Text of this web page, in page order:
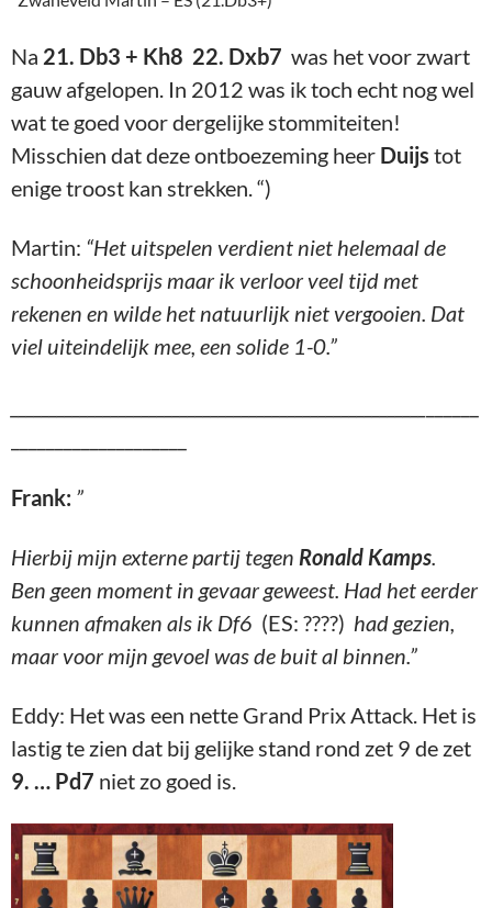
Na 21. Db3 + Kh8 22. Dxb7 was het voor zwart
gauw afgelopen. In 2012 was ik toch echt nog wel
wat te goed voor dergelijke stommiteiten!
Misschien dat deze ontboezeming heer Duijs tot
enige troost kan strekken. “)
Martin: “Het uitspelen verdient niet helemaal de
schoonheidsprijs maar ik verloor veel tijd met
rekenen en wilde het natuurlijk niet vergooien. Dat
viel uiteindelijk mee, een solide 1-0.”
Frank: ”
Hierbij mijn externe partij tegen Ronald Kamps.
Ben geen moment in gevaar geweest. Had het eerder
kunnen afmaken als ik Df6 (ES: ????) had gezien,
maar voor mijn gevoel was de buit al binnen.”
Eddy: Het was een nette Grand Prix Attack. Het is
lastig te zien dat bij gelijke stand rond zet 9 de zet
9. … Pd7 niet zo goed is.